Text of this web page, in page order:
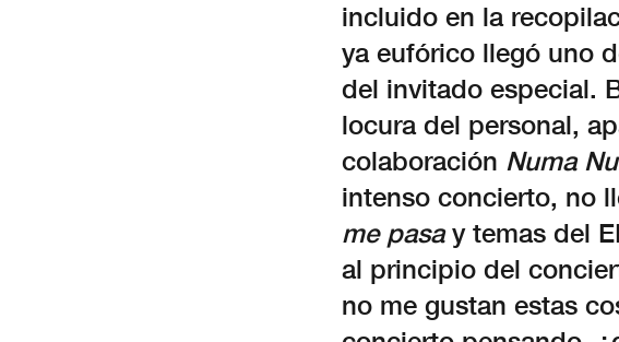
incluido en la
ya eufórico llegó uno
del invitado especial.
locura del personal,
colaboración Numa
intenso concierto, no
me pasay temas del
al principio del
no me gustan estas